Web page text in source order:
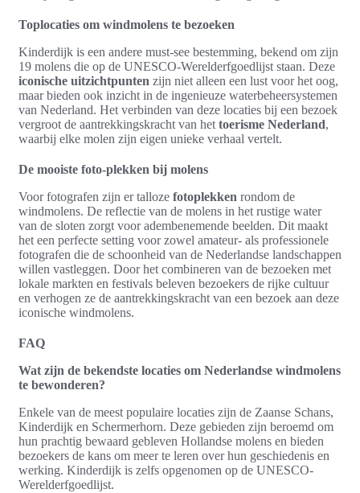
Toplocaties om windmolens te bezoeken
Kinderdijk is een andere must-see bestemming, bekend om zijn
19 molens die op de UNESCO-Werelderfgoedlijst staan. Deze
iconische uitzichtpunten zijn niet alleen een lust voor het oog,
maar bieden ook inzicht in de ingenieuze waterbeheersystemen
van Nederland. Het verbinden van deze locaties bij een bezoek
vergroot de aantrekkingskracht van het toerisme Nederland,
waarbij elke molen zijn eigen unieke verhaal vertelt.
De mooiste foto-plekken bij molens
Voor fotografen zijn er talloze fotoplekken rondom de
windmolens. De reflectie van de molens in het rustige water
van de sloten zorgt voor adembenemende beelden. Dit maakt
het een perfecte setting voor zowel amateur- als professionele
fotografen die de schoonheid van de Nederlandse landschappen
willen vastleggen. Door het combineren van de bezoeken met
lokale markten en festivals beleven bezoekers de rijke cultuur
en verhogen ze de aantrekkingskracht van een bezoek aan deze
iconische windmolens.
FAQ
Wat zijn de bekendste locaties om Nederlandse windmolens
te bewonderen?
Enkele van de meest populaire locaties zijn de Zaanse Schans,
Kinderdijk en Schermerhorn. Deze gebieden zijn beroemd om
hun prachtig bewaard gebleven Hollandse molens en bieden
bezoekers de kans om meer te leren over hun geschiedenis en
werking. Kinderdijk is zelfs opgenomen op de UNESCO-
Werelderfgoedlijst.